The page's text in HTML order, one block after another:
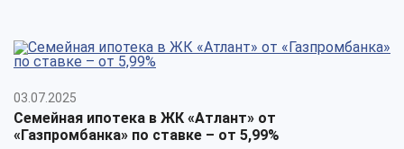
03.07.2025
Семейная ипотека в ЖК «Атлант» от
«Газпромбанка» по ставке – от 5,99%